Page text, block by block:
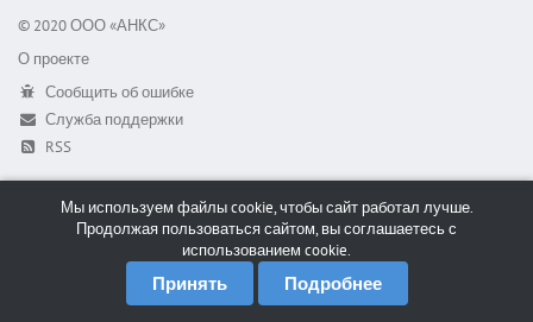
© 2020 ООО «АНКС»
О проекте
Сообщить об ошибке
Служба поддержки
RSS
Мы используем файлы cookie, чтобы сайт работал лучше.
Продолжая пользоваться сайтом, вы соглашаетесь с
использованием cookie.
Принять Подробнее